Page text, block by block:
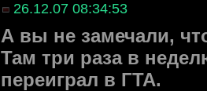
26.12.07 08:34:53
А вы не замечали,
Там три раза в
переиграл в ГТА.